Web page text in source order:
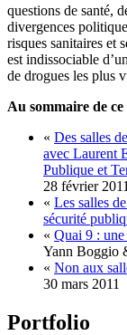
questions de santé,
divergences
risques sanitaires et
est indissociable
de drogues les plus
Au sommaire de ce
« Des salles
avec Laurent
Publique et
28 février 2011
« Les salles
sécurité
« Quai 9 :
Yann Boggio
« Non aux
30 mars 2011
Portfolio